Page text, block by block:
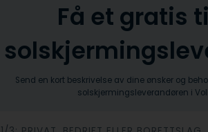
Få et gratis
Send en kort beskrivelse av dine ønsker og
solskjermingsleverandøren i